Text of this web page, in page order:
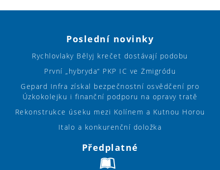
Poslední novinky
Rychlovlaky Bělyj krečet dostávají podobu
První „hybryda“ PKP IC ve Żmigródu
Gepard Infra získal bezpečnostní osvědčení pro
Úzkokolejku i finanční podporu na opravy tratě
Rekonstrukce úseku mezi Kolínem a Kutnou Horou
Italo a konkurenční doložka
Předplatné